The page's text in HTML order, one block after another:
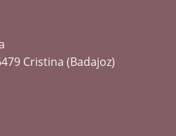
Cristina (Badajoz)